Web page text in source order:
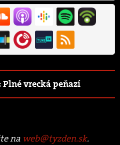
Plné vrecká peňazí
na web@tyzden.sk.